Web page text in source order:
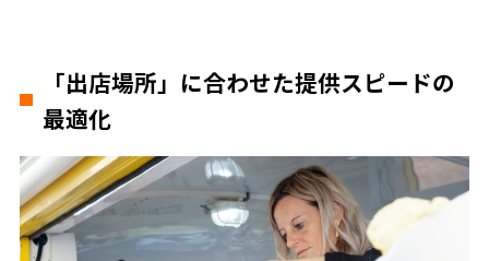
「出店場所」に合わせた提供スピードの
最適化